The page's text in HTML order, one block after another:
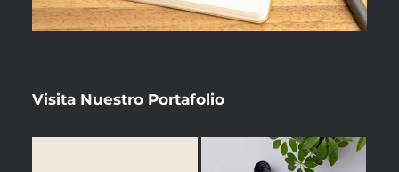
Visita Nuestro Portafolio